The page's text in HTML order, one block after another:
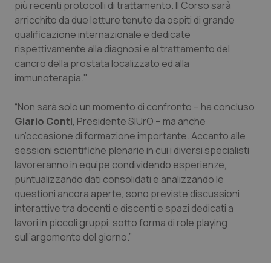
Veneto
Oncoematologia
Oncologia & Nutrizione
Psoriasi & pelle
Quotidiano Cardiologia
Quotidiano Chirurgia
Quotidiano Oncologia
Quotidiano Pediatria
Rene & patologie urogenitali
più recenti protocolli di trattamento. Il Corso sarà
arricchito da due letture tenute da ospiti di grande
qualificazione internazionale e dedicate
rispettivamente alla diagnosi e al trattamento del
cancro della prostata localizzato ed alla
immunoterapia."
“Non sarà solo un momento di confronto – ha concluso
Giario Conti, Presidente SIUrO – ma anche
un’occasione di formazione importante. Accanto alle
sessioni scientifiche plenarie in cui i diversi specialisti
lavoreranno in equipe condividendo esperienze,
puntualizzando dati consolidati e analizzando le
questioni ancora aperte, sono previste discussioni
interattive tra docenti e discenti e spazi dedicati a
lavori in piccoli gruppi, sotto forma di role playing
sull’argomento del giorno.”